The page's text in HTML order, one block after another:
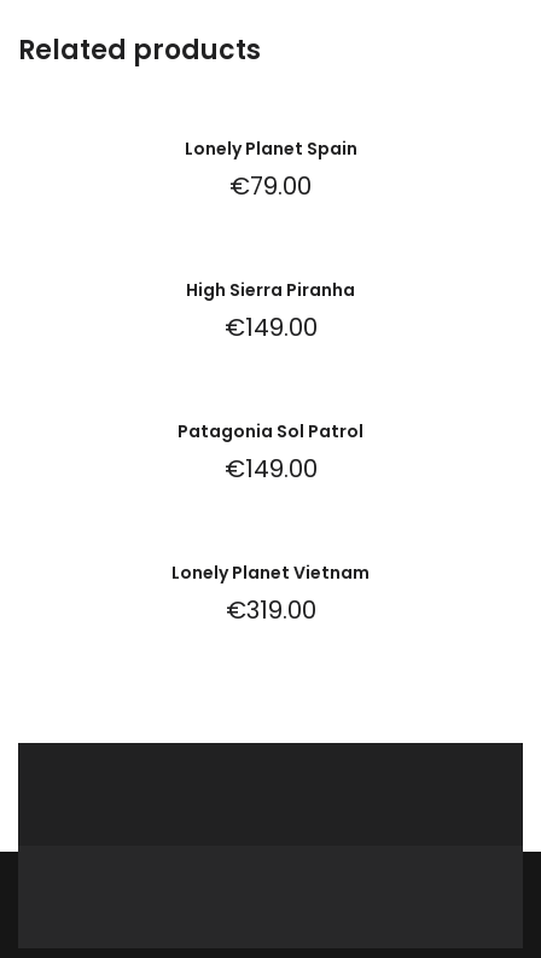
Related products
Lonely Planet Spain
€79.00
High Sierra Piranha
€149.00
Patagonia Sol Patrol
€149.00
Lonely Planet Vietnam
€319.00